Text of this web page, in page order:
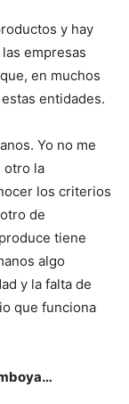
y hay
empresas
en muchos
entidades.
Yo no me
otro la
los criterios
de
tiene
algo
y la falta de
que funciona